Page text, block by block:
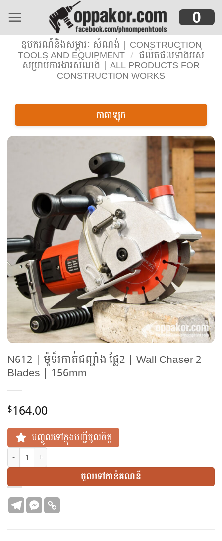
0
ឧបករណ៍និងសម្ភារៈ សំណង់ | CONSTRUCTION
TOOLS AND EQUIPMENT / ផលិតផលទាំងអស់
សម្រាប់ការងារសំណង់ | ALL PRODUCTS FOR
CONSTRUCTION WORKS
កាតាឡុក
N612 | ម៉ូទ័រកាត់ជញ្ជាំង ផ្លែ2 | Wall Chaser 2
Blades | 156mm
$164.00
បញ្ចូលទៅក្នុងបញ្ជីចូលចិត្ត
N612 | ម៉ូទ័រកាត់ជញ្ជាំង ផ្លែ2 | Wall Chaser 2 Blades | 156mm
ចូលទៅកាន់គណនី